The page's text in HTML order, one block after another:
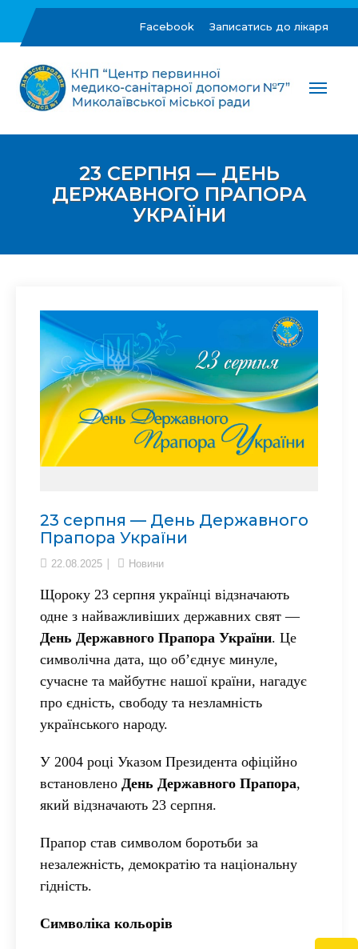
content
Facebook Записатись до лікаря
ЦПМСД №7 м.Миколаїв
первинної медико-санітарної допомоги №7"
23 СЕРПНЯ — ДЕНЬ
ДЕРЖАВНОГО ПРАПОРА
УКРАЇНИ
23 серпня — День Державного
Прапора України
22.08.2025 Новини
Щороку 23 серпня українці відзначають
одне з найважливіших державних свят —
День Державного Прапора України. Це
символічна дата, що об’єднує минуле,
сучасне та майбутнє нашої країни, нагадує
про єдність, свободу та незламність
українського народу.
У 2004 році Указом Президента офіційно
встановлено День Державного Прапора,
який відзначають 23 серпня.
Прапор став символом боротьби за
незалежність, демократію та національну
гідність.
Символіка кольорів